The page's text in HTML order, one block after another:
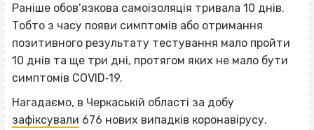
Раніше обов’язкова самоізоляція тривала 10 днів.
Тобто з часу появи симптомів або отримання
позитивного результату тестування мало пройти
10 днів та ще три дні, протягом яких не мало бути
симптомів COVID‐19.
Нагадаємо, в Черкаській області за добу
зафіксували 676 нових випадків коронавірусу.